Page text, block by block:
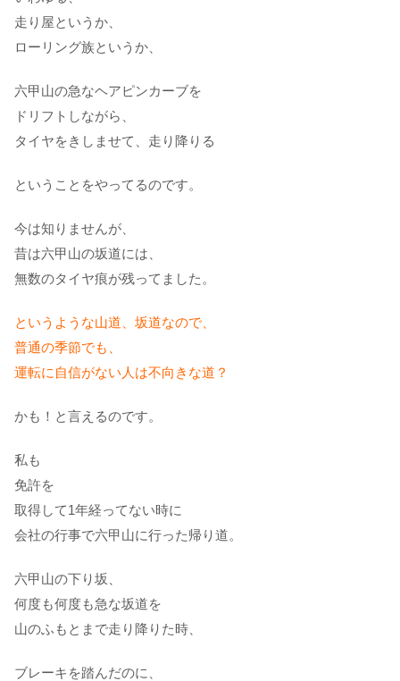
走り屋というか、
ローリング族というか、
六甲山の急なヘアピンカーブを
ドリフトしながら、
タイヤをきしませて、走り降りる
ということをやってるのです。
今は知りませんが、
昔は六甲山の坂道には、
無数のタイヤ痕が残ってました。
というような山道、坂道なので、
普通の季節でも、
運転に自信がない人は不向きな道？
かも！と言えるのです。
私も
免許を
取得して1年経ってない時に
会社の行事で六甲山に行った帰り道。
六甲山の下り坂、
何度も何度も急な坂道を
山のふもとまで走り降りた時、
ブレーキを踏んだのに、